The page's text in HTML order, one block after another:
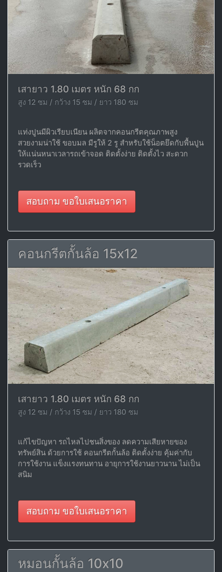
เสายาว 1.80 เมตร หนัก 68 กก
สูง 12 ซม / กว้าง 15 ซม / ยาว 180 ซม
แท่งปูนมีผิวเรียบเนียน ผลิตจากคอนกรีตคุณภาพสูง
สวยงามน่าใช้ ขอบมล มีรูให้ 2 รู สำหรับใช้น็อตยึดกับพื้นปูน
ให้แน่นหนาเวลารถเข้าจอด ติดตั้งง่าย ติดตั้งไว สะดวก
รวดเร็ว
สอบถาม ขอใบเสนอราคา
คอนกรีตกั้นล้อ 15x12
เสายาว 1.80 เมตร หนัก 68 กก
สูง 12 ซม / กว้าง 15 ซม / ยาว 180 ซม
แก้ไขปัญหา รถไหลไปชนสิ่งของ ลดความเสียหายของ
ทรัพย์สิน ด้วยการใช้ คอนกรีตกั้นล้อ ติดตั้งง่าย คุ้มค่ากับ
การใช้งาน แข็งแรงทนทาน อายุการใช้งานยาวนาน ไม่เป็น
สนิม
สอบถาม ขอใบเสนอราคา
หมอนกั้นล้อ 10x10